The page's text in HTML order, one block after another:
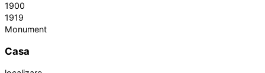
1900
1919
Monument
Casa